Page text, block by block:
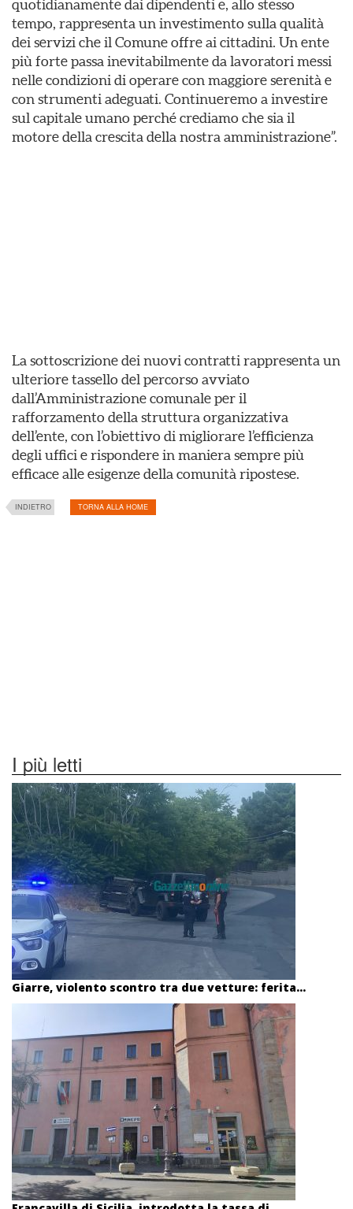
quotidianamente dai dipendenti e, allo stesso
tempo, rappresenta un investimento sulla qualità
dei servizi che il Comune offre ai cittadini. Un ente
più forte passa inevitabilmente da lavoratori messi
nelle condizioni di operare con maggiore serenità e
con strumenti adeguati. Continueremo a investire
sul capitale umano perché crediamo che sia il
motore della crescita della nostra amministrazione”.
La sottoscrizione dei nuovi contratti rappresenta un
ulteriore tassello del percorso avviato
dall’Amministrazione comunale per il
rafforzamento della struttura organizzativa
dell’ente, con l’obiettivo di migliorare l’efficienza
degli uffici e rispondere in maniera sempre più
efficace alle esigenze della comunità ripostese.
INDIETRO TORNA ALLA HOME
I più letti
Giarre, violento scontro tra due vetture: ferita...